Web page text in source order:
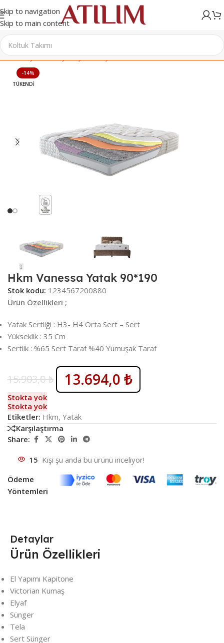
Skip to navigation
Skip to main content
Ana Sayfa/Mobilya/Uyku Dünyası/Yatak
-14%
TÜKENDI
Hkm Vanessa Yatak 90*190
Stok kodu: 1234567200880
Ürün Özellikleri ;
Yatak Sertliği : H3- H4 Orta Sert – Sert
Yükseklik : 35 Cm
Sertlik : %65 Sert Taraf %40 Yumuşak Taraf
15.903,0₺ 13.694,0 ₺
Stokta yok
Stokta yok
Etiketler: Hkm, Yatak
Karşılaştırma
Share:
15 Kişi şu anda bu ürünü inceliyor!
Ödeme
Yöntemleri
Detaylar
Ürün Özellikleri
El Yapımı Kapitone
Victorian Kumaş
Elyaf
Sünger
Tela
Sert Sünger